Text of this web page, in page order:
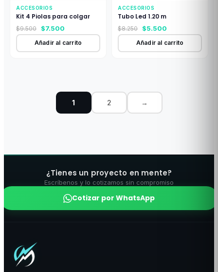
ACCESORIOS
Kit 4 Piolas para colgar
$9.500
El
precio
original
era:
$7.500
precio
actual
es:
Añadir al carrito
ACCESORIOS
Tubo Led 1.20 m
$8.250
El
precio
original
era:
$5.500
precio
actual
es:
Añadir al carrito
1 2 →
¿Tienes un proyecto en mente?
Escríbenos y lo cotizamos sin compromiso
Cotizar por WhatsApp